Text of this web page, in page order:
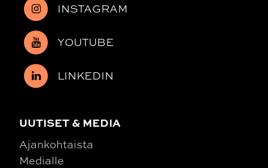
INSTAGRAM
YOUTUBE
LINKEDIN
UUTISET & MEDIA
Ajankohtaista
Medialle